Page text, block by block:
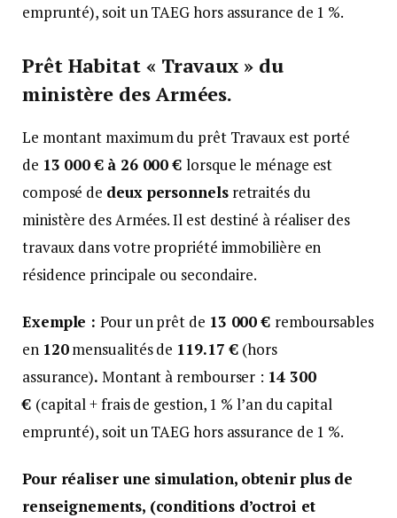
emprunté), soit un TAEG hors assurance de 1 %.
Prêt Habitat « Travaux » du
ministère des Armées.
Le montant maximum du prêt Travaux est porté
de 13 000 € à26 000 €lorsque le ménage est
composé de deux personnelsretraités du
ministère des Armées. Il est destiné à réaliser des
travaux dans votre propriété immobilière en
résidence principale ou secondaire.
Exemple :Pour un prêt de 13 000 € remboursables
en 120mensualités de 119.17 € (hors
assurance). Montant à rembourser : 14 300
€ (capital + frais de gestion, 1 % l’an du capital
emprunté), soit un TAEG hors assurance de 1 %.
Pour réaliser une simulation, obtenir plus de
renseignements, (conditions d’octroi et